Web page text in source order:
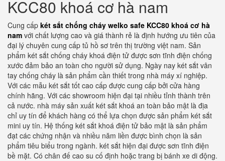
KCC80 khoá cơ hà nam
Cung cấp két sắt chống cháy welko safe KCC80 khoá cơ hà
nam với chất lượng cao và giá thành rẻ là định hướng ưu tiên của
đại lý chuyên cung cấp tủ hồ sơ trên thị trường việt nam. Sản
phẩm két sắt chống cháy khoá điện tử được sơn tĩnh điện chống
xước đảm bảo an toàn cho người sử dụng. Ngày nay két sắt vân
tay chống cháy là sản phẩm cần thiết trong nhà máy xí nghiệp.
Với các mẫu két sắt tốt cao cấp được cung cấp bởi cửa hàng
chính hãng. Với các showroom hiện đại tại nhiều tỉnh thành trên
cả nước. nhà máy sản xuất két sắt khoá an toàn bảo mật là địa
chỉ uy tín để khách hàng có thể lựa chọn được sản phẩm két sắt
mini uy tín. Hệ thống két sắt khoá điện tử bảo mật là sản phẩm
đạt các chứng nhận và nhiều năm liền được bình chọn là sản
phẩm tiêu biểu trong ngành. két sắt hiện đại được sơn tĩnh điện
bề mặt. Có chân đế cao su cố định hoặc trang bị bánh xe di động.